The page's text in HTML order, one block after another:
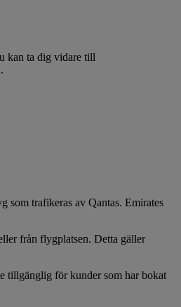
kan ta dig vidare till
som trafikeras av Qantas. Emirates
från flygplatsen. Detta gäller
tillgänglig för kunder som har bokat